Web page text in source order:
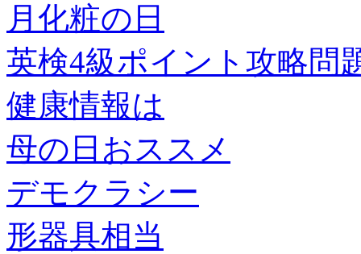
月化粧の日
英検4級ポイント攻略問
健康情報は
母の日おススメ
デモクラシー
形器具相当